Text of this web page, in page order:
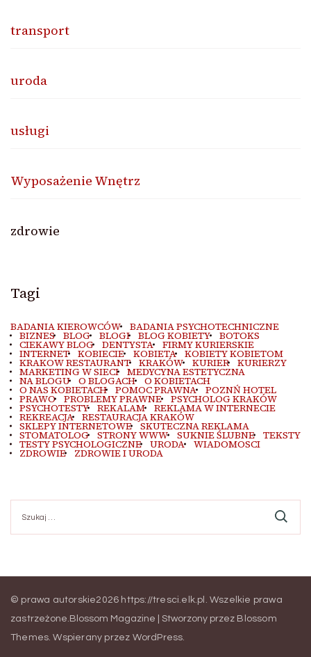
transport
uroda
usługi
Wyposażenie Wnętrz
zdrowie
Tagi
BADANIA KIEROWCÓW BADANIA PSYCHOTECHNICZNE
BIZNES BLOG BLOGI BLOG KOBIETY BOTOKS
CIEKAWY BLOG DENTYSTA FIRMY KURIERSKIE
INTERNET KOBIECIE KOBIETA KOBIETY KOBIETOM
KRAKOW RESTAURANT KRAKÓW KURIER KURIERZY
MARKETING W SIECI MEDYCYNA ESTETYCZNA
NA BLOGU O BLOGACH O KOBIETACH
O NAS KOBIETACH POMOC PRAWNA POZNŃ HOTEL
PRAWO PROBLEMY PRAWNE PSYCHOLOG KRAKÓW
PSYCHOTESTY REKALAM REKLAMA W INTERNECIE
REKREACJA RESTAURACJA KRAKÓW
SKLEPY INTERNETOWE SKUTECZNA REKLAMA
STOMATOLOG STRONY WWW SUKNIE ŚLUBNE TEKSTY
TESTY PSYCHOLOGICZNE URODA WIADOMOSCI
ZDROWIE ZDROWIE I URODA
© prawa autorskie2026 https://tresci.elk.pl
. Wszelkie prawa
zastrzeżone. Blossom Magazine | Stworzony przez Blossom
Themes Wspierany przez WordPress